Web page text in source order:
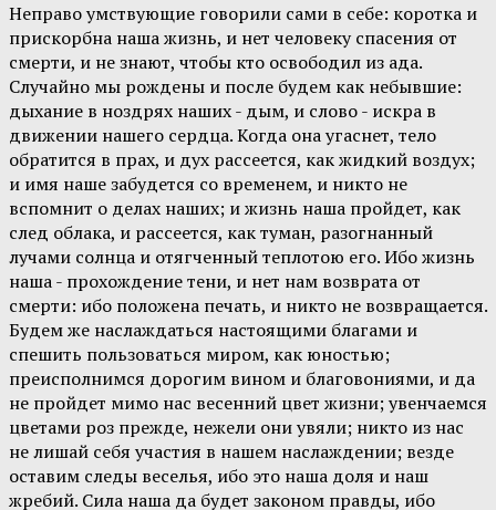
Неправо умствующие говорили сами в себе: коротка и
прискорбна наша жизнь, и нет человеку спасения от
смерти, и не знают, чтобы кто освободил из ада.
Случайно мы рождены и после будем как небывшие:
дыхание в ноздрях наших - дым, и слово - искра в
движении нашего сердца. Когда она угаснет, тело
обратится в прах, и дух рассеется, как жидкий воздух;
и имя наше забудется со временем, и никто не
вспомнит о делах наших; и жизнь наша пройдет, как
след облака, и рассеется, как туман, разогнанный
лучами солнца и отягченный теплотою его. Ибо жизнь
наша - прохождение тени, и нет нам возврата от
смерти: ибо положена печать, и никто не возвращается.
Будем же наслаждаться настоящими благами и
спешить пользоваться миром, как юностью;
преисполнимся дорогим вином и благовониями, и да
не пройдет мимо нас весенний цвет жизни; увенчаемся
цветами роз прежде, нежели они увяли; никто из нас
не лишай себя участия в нашем наслаждении; везде
оставим следы веселья, ибо это наша доля и наш
жребий. Сила наша да будет законом правды, ибо